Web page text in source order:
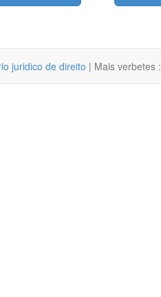
juridico de direito | Mais verbetes :